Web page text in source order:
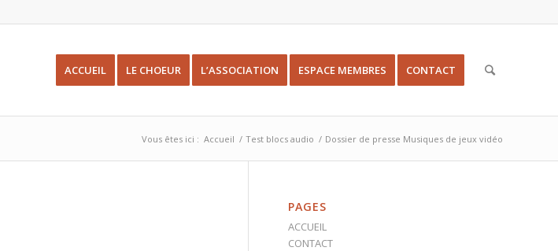
ACCUEIL LE CHOEUR L’ASSOCIATION ESPACE MEMBRES CONTACT
Vous êtes ici : Accueil / Test blocs audio / Dossier de presse Musiques de jeux vidéo
PAGES
ACCUEIL
CONTACT